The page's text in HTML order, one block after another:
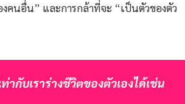
คนอื่น” และการกล้าที่จะ “เป็นตัวของตัว
ากับเราร่างชีวิตของตัวเองได้เช่น